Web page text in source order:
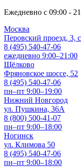
Ежедневно с 09:00 -
Москва
Перовский проезд, 3,
8 (495) 540-47-06
ежедневно 9:00–21:00
Щёлково
Фряновское шоссе, 52
8 (495) 540-47-06
пн–пт 9:00–19:00
Нижний Новгород
ул. Пушкина, 36А
8 (800) 500-41-07
пн–пт 9:00–18:00
Ногинск
ул. Климова 50
8 (495) 540-47-06
пн–пт 9:00–18:00